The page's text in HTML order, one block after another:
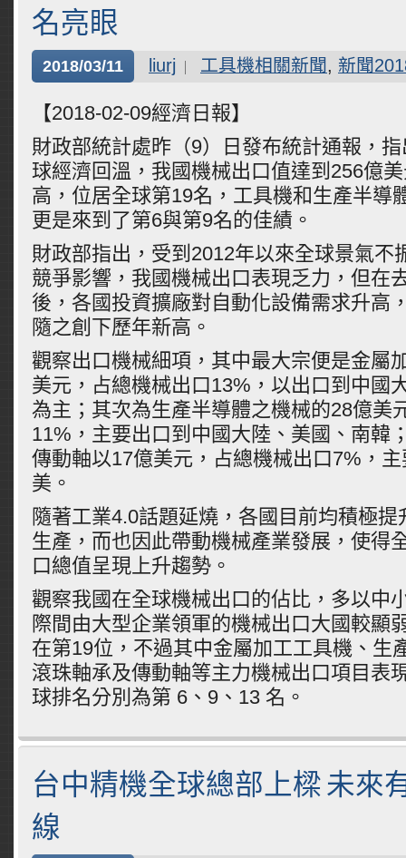
名亮眼
2018/03/11 liurj 工具機相關新聞, 新聞
【2018-02-09經濟日報】
財政部統計處昨（9）日發布統計通報，
球經濟回溫，我國機械出口值達到256億
高，位居全球第19名，工具機和生產半導
更是來到了第6與第9名的佳績。
財政部指出，受到2012年以來全球景氣不
競爭影響，我國機械出口表現乏力，但在
後，各國投資擴廠對自動化設備需求升高
隨之創下歷年新高。
觀察出口機械細項，其中最大宗便是金屬
美元，占總機械出口13%，以出口到中國
為主；其次為生產半導體之機械的28億美
11%，主要出口到中國大陸、美國、南韓
傳動軸以17億美元，占總機械出口7%，
美。
隨著工業4.0話題延燒，各國目前均積極
生產，而也因此帶動機械產業發展，使得
口總值呈現上升趨勢。
觀察我國在全球機械出口的佔比，多以中
際間由大型企業領軍的機械出口大國較顯
在第19位，不過其中金屬加工工具機、生
滾珠軸承及傳動軸等主力機械出口項目表
球排名分別為第 6、9、13 名。
台中精機全球總部上樑 未來
線